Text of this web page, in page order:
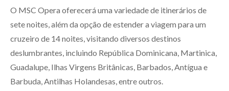
O MSC Opera oferecerá uma variedade de itinerários de
sete noites, além da opção de estender a viagem para um
cruzeiro de 14 noites, visitando diversos destinos
deslumbrantes, incluindo República Dominicana, Martinica,
Guadalupe, Ilhas Virgens Britânicas, Barbados, Antígua e
Barbuda, Antilhas Holandesas, entre outros.